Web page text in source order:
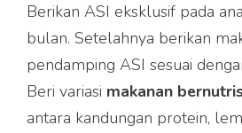
Berikan ASI eksklusif pada
bulan. Setelahnya berikan
pendamping ASI sesuai
Beri variasi makanan
antara kandungan protein,